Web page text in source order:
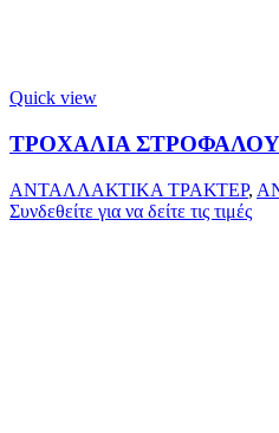
Quick view
ΤΡΟΧΑΛΙΑ ΣΤΡΟΦΑΛΟΥ
ΑΝΤΑΛΛΑΚΤΙΚΑ ΤΡΑΚΤΕΡ,
Συνδεθείτε για να δείτε τις τιμές